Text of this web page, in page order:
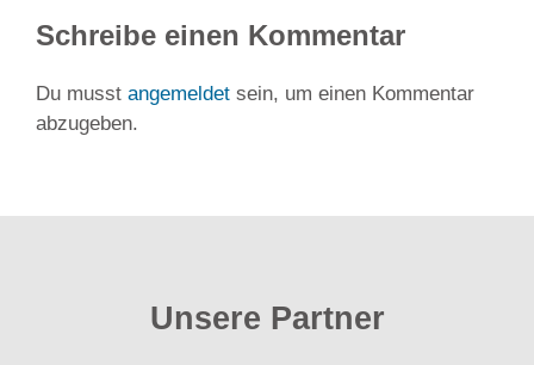
Schreibe einen Kommentar
Du musst angemeldet sein, um einen Kommentar
abzugeben.
Unsere Partner